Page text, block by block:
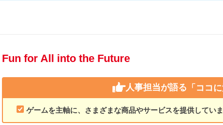
Fun for All into the Future
人事担当が語る 「ココ
ゲームを主軸に、さまざまな商品やサービスを提供していま